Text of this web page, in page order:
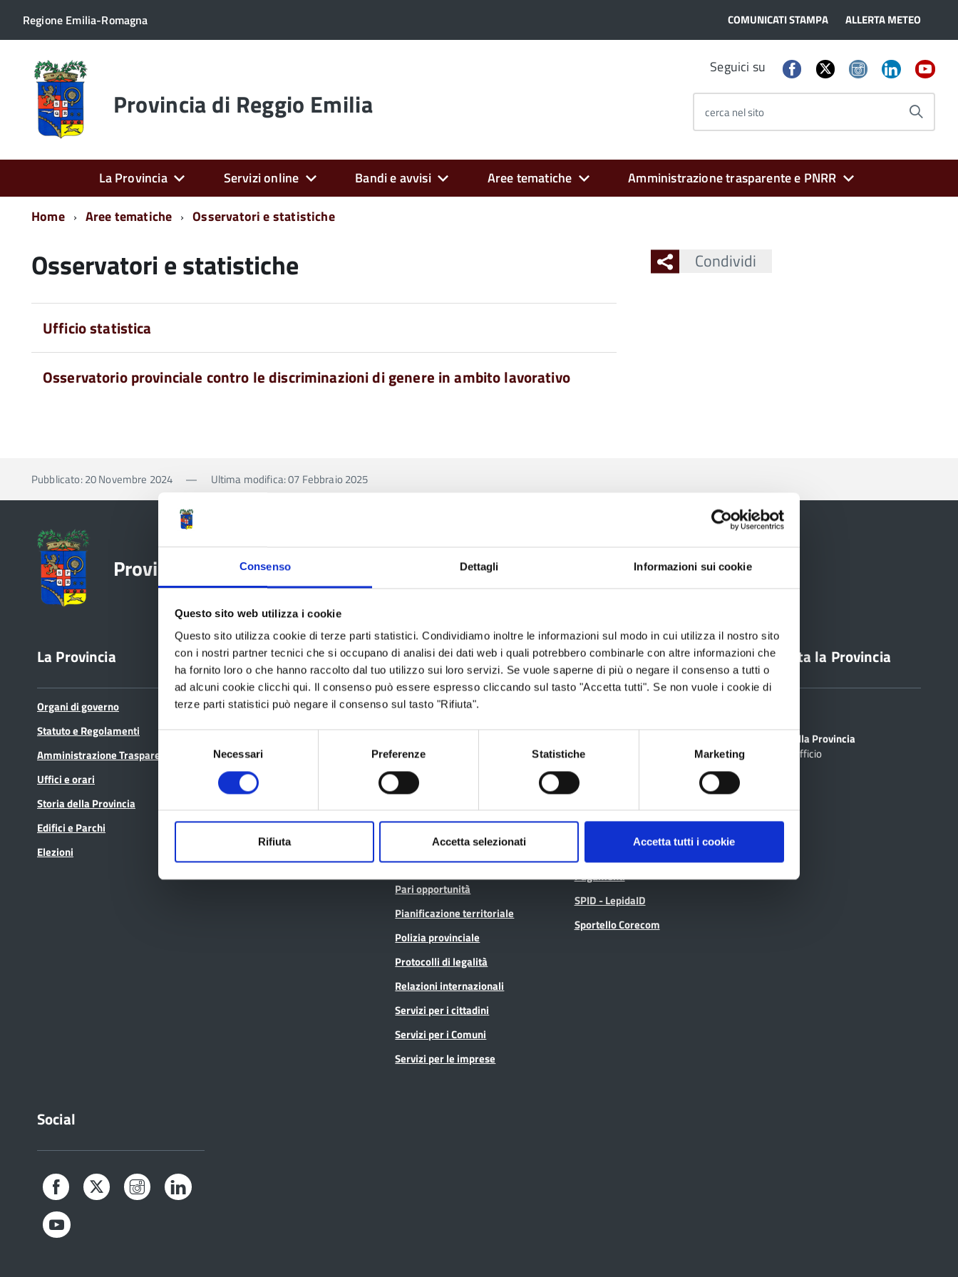
Consenso Dettagli Informazioni sui cookie
Questo sito web utilizza i cookie
Questo sito utilizza cookie di terze parti statistici. Condividiamo inoltre le informazioni sul modo in cui utilizza il nostro sito
con i nostri partner tecnici che si occupano di analisi dei dati web i quali potrebbero combinarle con altre informazioni che
ha fornito loro o che hanno raccolto dal tuo utilizzo sui loro servizi. Se vuole saperne di più o negare il consenso a tutti o
ad alcuni cookie clicchi qui. Il consenso può essere espresso cliccando sul tasto "Accetta tutti". Se non vuole i cookie di
terze parti statistici può negare il consenso sul tasto "Rifiuta".
del
Necessari Preferenze Statistiche Marketing
Rifiuta Accetta selezionati Accetta tutti i cookie
Regione Emilia-Romagna COMUNICATI STAMPA ALLERTA METEO
Torna
alla
home
page Provincia di Reggio Emilia
Seguici su
cerca nel sito
La Provincia Servizi online Bandi e avvisi Aree tematiche
Amministrazione trasparente e PNRR
Home
Aree tematiche Osservatori e statistiche
Osservatori e statistiche
Ufficio statistica
Osservatorio provinciale contro le discriminazioni di genere in ambito lavorativo
Condividi
Pubblicato: 20 Novembre 2024 — Ultima modifica: 07 Febbraio 2025
Provincia di Reggio Emilia
La Provincia
Organi di governo
Statuto e Regolamenti
Amministrazione Trasparente
Uffici e orari
Storia della Provincia
Edifici e Parchi
Elezioni
Bandi e avvisi
Bandi di gara
Avvisi pubblici
Concorsi e selezioni
In scadenza
Aree tematiche
Archivio
Bilancio
Conferenza Territoriale Sociale e
Sanitaria (CTSS)
Infrastrutture, mobilità e trasporti
Noi Contro le Mafie
Osservatori e statistiche
Pari opportunità
Pianificazione territoriale
Polizia provinciale
Protocolli di legalità
Relazioni internazionali
Servizi per i cittadini
Servizi per i Comuni
Servizi per le imprese
Servizi online
Albo pretorio
Consiglio Provinciale Online
Consulta gli atti
Lavoro per te
Pagamenti
SPID - LepidaID
Sportello Corecom
Contatta la Provincia
Scrivi alla Provincia
Cerca Ufficio
Social
Facebook Twitter Instagram